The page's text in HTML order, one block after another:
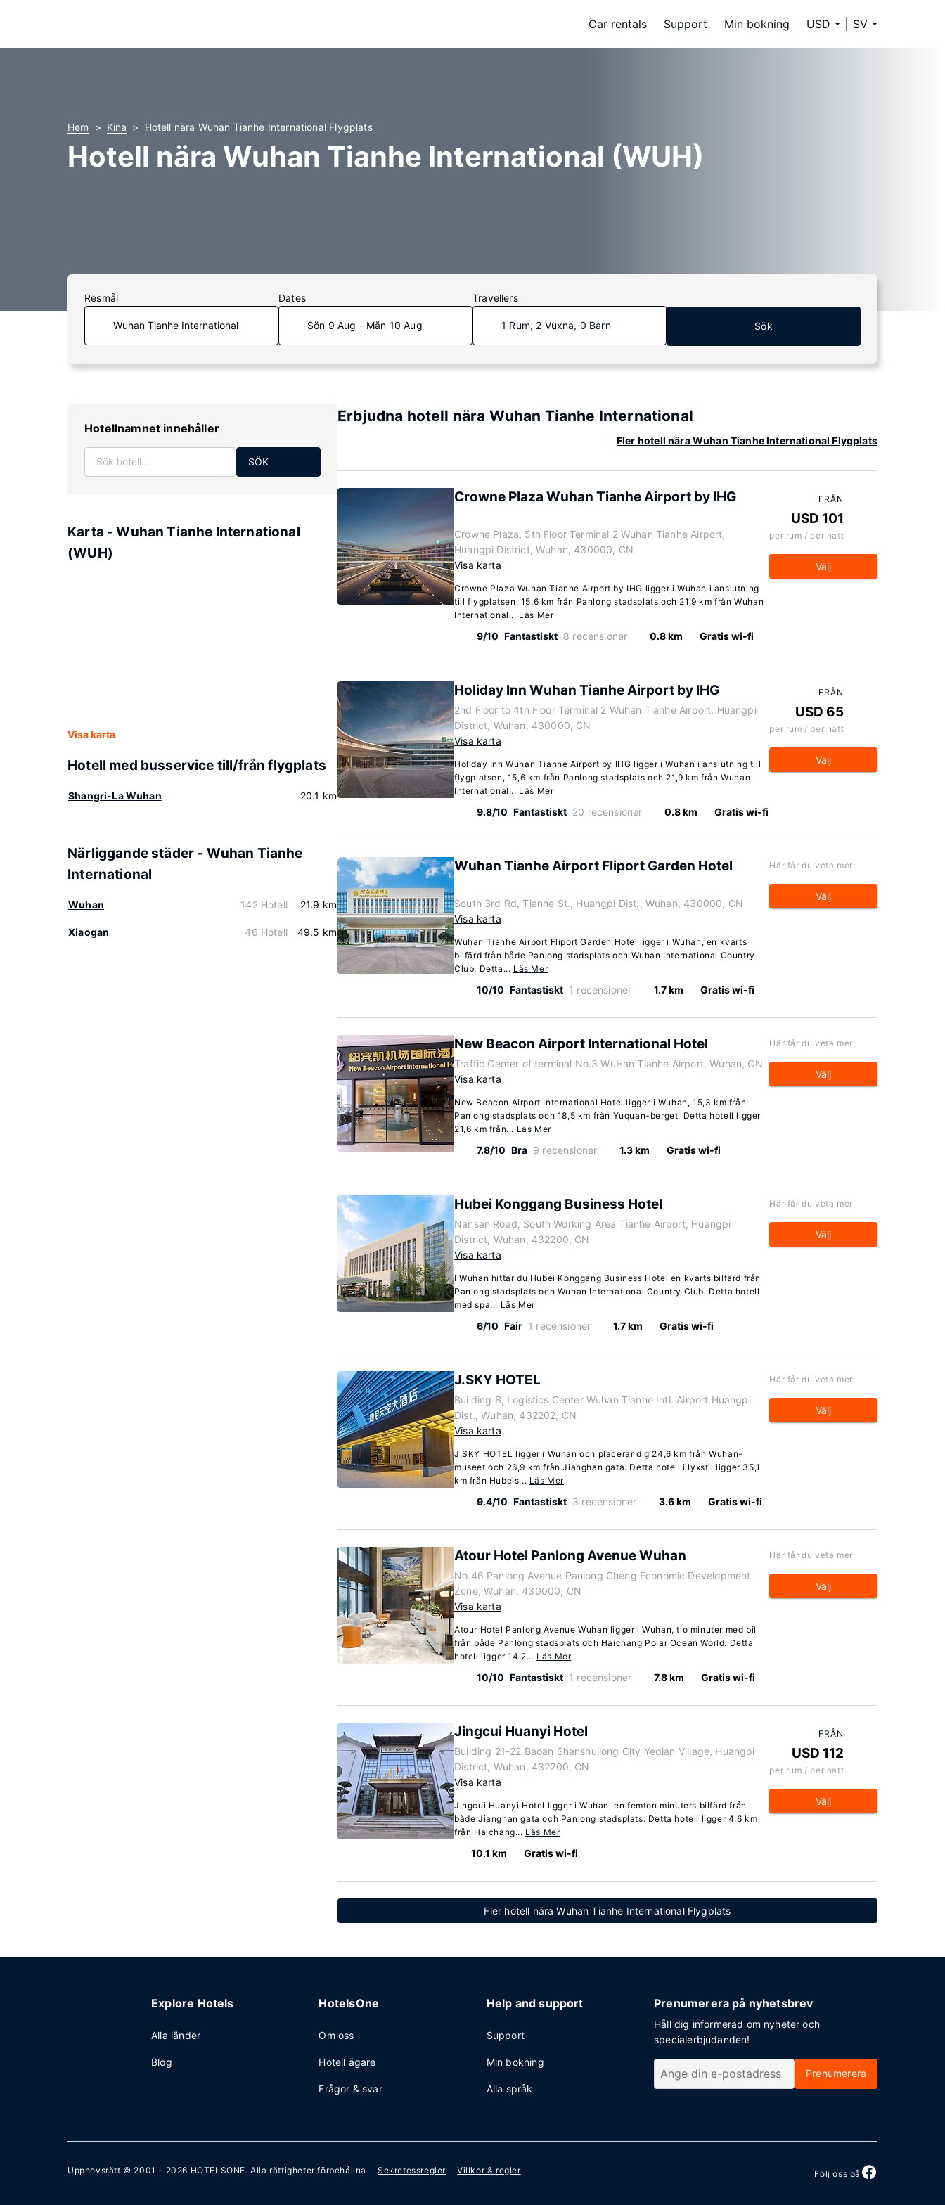
Car rentals Support Min bokning USD SV
Hem Kina Hotell nära Wuhan Tianhe International Flygplats
Hotell nära Wuhan Tianhe International (WUH)
Resmål Dates
Sön 9 Aug - Mån 10 Aug
Travellers
1 Rum, 2 Vuxna, 0 Barn Sök
Hotellnamnet innehåller
SÖK
Karta - Wuhan Tianhe International
(WUH)
Visa karta
Hotell med busservice till/från flygplats
Shangri-La Wuhan 20.1 km
Närliggande städer - Wuhan Tianhe
International
Wuhan 142 Hotell 21.9 km
Xiaogan 46 Hotell 49.5 km
Erbjudna hotell nära Wuhan Tianhe International
Fler hotell nära Wuhan Tianhe International Flygplats
Crowne Plaza Wuhan Tianhe Airport by IHG
Crowne Plaza, 5th Floor Terminal 2 Wuhan Tianhe Airport,
Huangpi District, Wuhan, 430000, CN
Visa karta
Crowne Plaza Wuhan Tianhe Airport by IHG ligger i Wuhan i anslutning
till flygplatsen, 15,6 km från Panlong stadsplats och 21,9 km från Wuhan
International... Läs Mer
9/10 Fantastiskt 8 recensioner 0.8 km Gratis wi-fi
FRÅN
USD 101
per rum / per natt
Välj
Holiday Inn Wuhan Tianhe Airport by IHG
2nd Floor to 4th Floor Terminal 2 Wuhan Tianhe Airport, Huangpi
District, Wuhan, 430000, CN
Visa karta
Holiday Inn Wuhan Tianhe Airport by IHG ligger i Wuhan i anslutning till
flygplatsen, 15,6 km från Panlong stadsplats och 21,9 km från Wuhan
International... Läs Mer
9.8/10 Fantastiskt 20 recensioner 0.8 km Gratis wi-fi
FRÅN
USD 65
per rum / per natt
Välj
Wuhan Tianhe Airport Fliport Garden Hotel
South 3rd Rd, Tianhe St., Huangpi Dist., Wuhan, 430000, CN
Visa karta
Wuhan Tianhe Airport Fliport Garden Hotel ligger i Wuhan, en kvarts
bilfärd från både Panlong stadsplats och Wuhan International Country
Club. Detta... Läs Mer
10/10 Fantastiskt 1 recensioner 1.7 km Gratis wi-fi
Här får du veta mer:
Välj
New Beacon Airport International Hotel
Traffic Center of terminal No.3 WuHan Tianhe Airport, Wuhan, CN
Visa karta
New Beacon Airport International Hotel ligger i Wuhan, 15,3 km från
Panlong stadsplats och 18,5 km från Yuquan-berget. Detta hotell ligger
21,6 km från... Läs Mer
7.8/10 Bra 9 recensioner 1.3 km Gratis wi-fi
Här får du veta mer:
Välj
Hubei Konggang Business Hotel
Nansan Road, South Working Area Tianhe Airport, Huangpi
District, Wuhan, 432200, CN
Visa karta
I Wuhan hittar du Hubei Konggang Business Hotel en kvarts bilfärd från
Panlong stadsplats och Wuhan International Country Club. Detta hotell
med spa... Läs Mer
6/10 Fair 1 recensioner 1.7 km Gratis wi-fi
Här får du veta mer:
Välj
J.SKY HOTEL
Building B, Logistics Center Wuhan Tianhe Intl. Airport,Huangpi
Dist., Wuhan, 432202, CN
Visa karta
J.SKY HOTEL ligger i Wuhan och placerar dig 24,6 km från Wuhan-
museet och 26,9 km från Jianghan gata. Detta hotell i lyxstil ligger 35,1
km från Hubeis... Läs Mer
9.4/10 Fantastiskt 3 recensioner 3.6 km Gratis wi-fi
Här får du veta mer:
Välj
Atour Hotel Panlong Avenue Wuhan
No.46 Panlong Avenue Panlong Cheng Economic Development
Zone, Wuhan, 430000, CN
Visa karta
Atour Hotel Panlong Avenue Wuhan ligger i Wuhan, tio minuter med bil
från både Panlong stadsplats och Haichang Polar Ocean World. Detta
hotell ligger 14,2... Läs Mer
10/10 Fantastiskt 1 recensioner 7.8 km Gratis wi-fi
Här får du veta mer:
Välj
Jingcui Huanyi Hotel
Building 21-22 Baoan Shanshuilong City Yedian Village, Huangpi
District, Wuhan, 432200, CN
Visa karta
Jingcui Huanyi Hotel ligger i Wuhan, en femton minuters bilfärd från
både Jianghan gata och Panlong stadsplats. Detta hotell ligger 4,6 km
från Haichang... Läs Mer
10.1 km Gratis wi-fi
FRÅN
USD 112
per rum / per natt
Välj
Fler hotell nära Wuhan Tianhe International Flygplats
Explore Hotels
Alla länder
Blog
HotelsOne
Om oss
Hotell ägare
Frågor & svar
Help and support
Support
Min bokning
Alla språk
Prenumerera på nyhetsbrev
Håll dig informerad om nyheter och
specialerbjudanden!
Prenumerera
Upphovsrätt © 2001 - 2026 HOTELSONE. Alla rättigheter förbehållna Sekretessregler Villkor & regler Följ oss på